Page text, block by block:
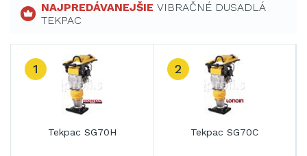
NAJPREDÁVANEJŠIE VIBRAČNÉ DUSADLÁ
TEKPAC
1
Tekpac SG70H
2
Tekpac SG70C